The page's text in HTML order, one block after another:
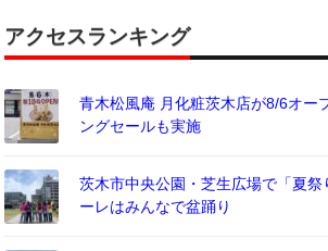
アクセスランキング
青木松風庵 月化粧茨木店が8/6オー
ングセールも実施
茨木市中央公園・芝生広場で「夏
ーレはみんなで盆踊り